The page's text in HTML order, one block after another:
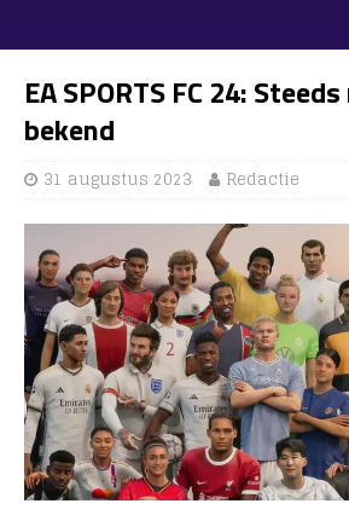
EA SPORTS FC 24:
bekend
31 augustus 2023 Redactie